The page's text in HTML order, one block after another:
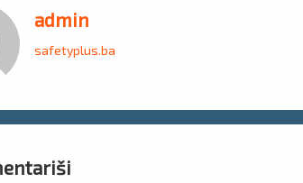
admin
safetyplus.ba